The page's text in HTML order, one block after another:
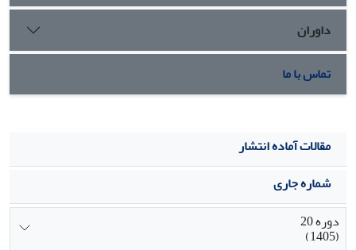
داوران
تماس با ما
مقالات آماده انتشار
شماره جاری
دوره 20
(1405)